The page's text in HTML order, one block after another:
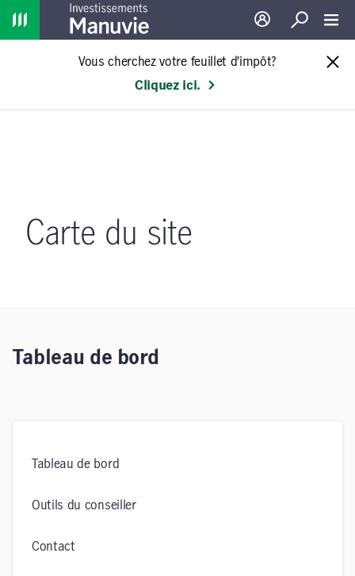
Home
Ouverture de
Recherche
Vous cherchez votre feuillet d’impôt?
Cliquez ici.
Carte du site
Tableau de bord
Tableau de bord
Outils du conseiller
Contact